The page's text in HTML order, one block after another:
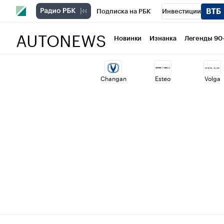
Подписка на РБК Инвестиции
Национальные проекты Город
Кредитные рейтинги Франшизы
AUTONEWS Новинки Изнанка Легенды
Changan Esteo Volga